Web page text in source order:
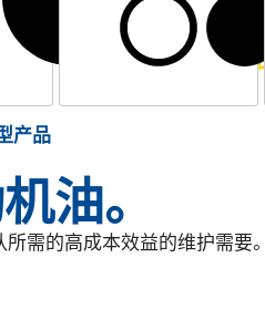
防冻&冷却液
产品
油。
需的高成本效益的维护需要。